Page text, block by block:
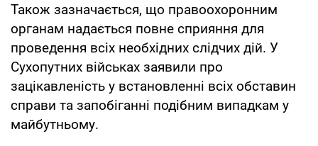
Також зазначається, що правоохоронним
органам надається повне сприяння для
проведення всіх необхідних слідчих дій. У
Сухопутних військах заявили про
зацікавленість у встановленні всіх обставин
справи та запобіганні подібним випадкам у
майбутньому.